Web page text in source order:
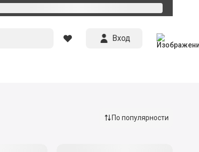
Вход
По популярности